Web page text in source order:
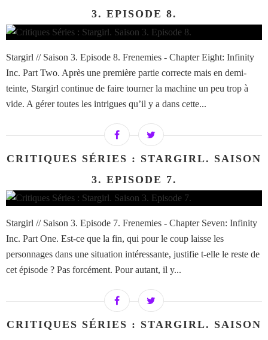
3. EPISODE 8.
Stargirl // Saison 3. Episode 8. Frenemies - Chapter Eight: Infinity
Inc. Part Two. Après une première partie correcte mais en demi-
teinte, Stargirl continue de faire tourner la machine un peu trop à
vide. A gérer toutes les intrigues qu’il y a dans cette...
CRITIQUES SÉRIES : STARGIRL. SAISON
3. EPISODE 7.
Stargirl // Saison 3. Episode 7. Frenemies - Chapter Seven: Infinity
Inc. Part One. Est-ce que la fin, qui pour le coup laisse les
personnages dans une situation intéressante, justifie t-elle le reste de
cet épisode ? Pas forcément. Pour autant, il y...
CRITIQUES SÉRIES : STARGIRL. SAISON